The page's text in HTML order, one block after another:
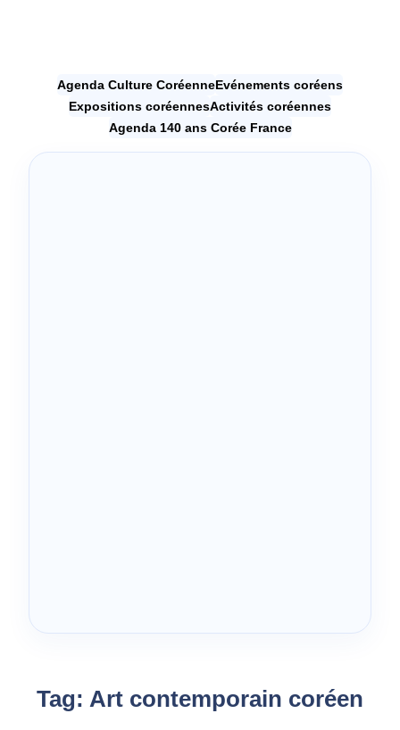
Agenda Culture CoréenneEvénements coréens
Expositions coréennesActivités coréennes
Agenda 140 ans Corée France
Tag: Art contemporain coréen